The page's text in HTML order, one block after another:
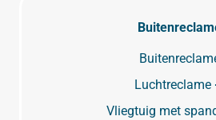
Vliegtuig met